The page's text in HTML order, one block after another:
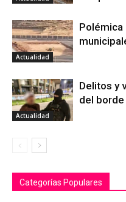
Actualidad
Polémica
Actualidad
Delitos y
del
Categorías Populares